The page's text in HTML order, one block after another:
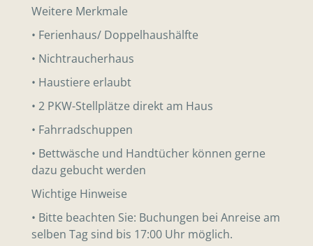
Weitere Merkmale
• Ferienhaus/ Doppelhaushälfte
• Nichtraucherhaus
• Haustiere erlaubt
• 2 PKW-Stellplätze direkt am Haus
• Fahrradschuppen
• Bettwäsche und Handtücher können gerne
dazu gebucht werden
Wichtige Hinweise
• Bitte beachten Sie: Buchungen bei Anreise am
selben Tag sind bis 17:00 Uhr möglich.